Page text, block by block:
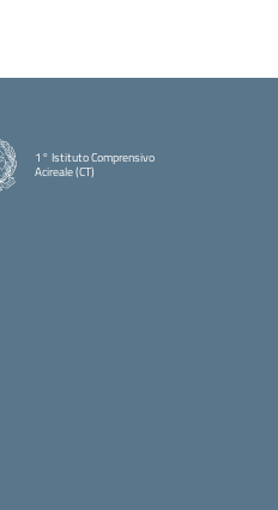
1° Istituto Comprensivo
Acireale (CT)